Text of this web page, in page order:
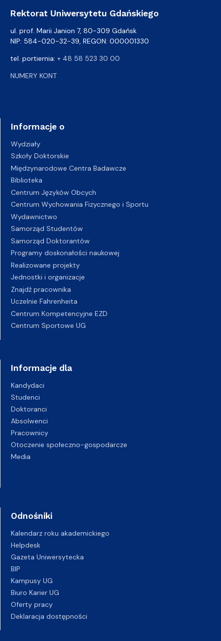
Rektorat Uniwersytetu Gdańskiego
ul. prof. Marii Janion 7, 80-309 Gdańsk
NIP: 584-020-32-39, REGON: 000001330
tel. portiernia: + 48 58 523 30 00
NUMERY KONT
Informacje o
Wydziały
Szkoły Doktorskie
Międzynarodowe Centra Badawcze
Biblioteka
Centrum Języków Obcych
Centrum Wychowania Fizycznego i Sportu
Wydawnictwo
Samorząd Studentów
Samorząd Doktorantów
Programy doskonałości naukowej
Realizowane projekty
Jednostki i organizacje
Znajdź pracownika
Uczelnie Fahrenheita
Centrum Kompetencyjne EZD
Centrum Sportowe UG
Informacje dla
Kandydaci
Studenci
Doktoranci
Absolwenci
Pracownicy
Otoczenie społeczno-gospodarcze
Media
Odnośniki
Kalendarz roku akademickiego
Helpdesk
Gazeta Uniwersytecka
BIP
Kampusy UG
Biuro Karier UG
Oferty pracy
Deklaracja dostępności